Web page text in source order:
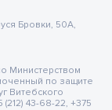
Бровки, 50А,
Министерством
по защите
Витебского
43-68-22, +375